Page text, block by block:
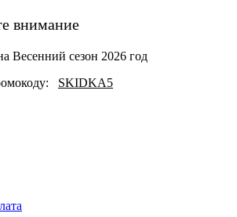
Весенний сезон 2026 год
SKIDKA5